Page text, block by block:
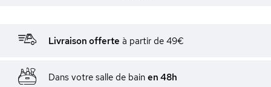
Livraison offerte à partir de 49€
Dans votre salle de bain en 48h